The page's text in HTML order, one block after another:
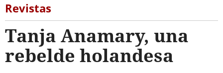
Revistas
Tanja Anamary, una
rebelde holandesa